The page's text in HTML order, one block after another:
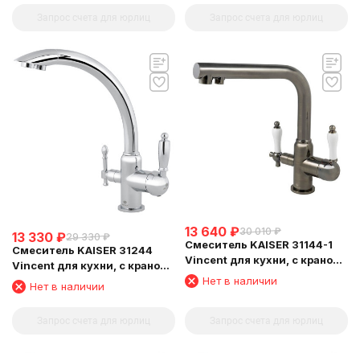
13 330 ₽29 330 ₽
Смеситель KAISER 31244
Vincent для кухни, с краном
для питьевой воды, хром
Нет в наличии
13 640 ₽30 010 ₽
Смеситель KAISER 31144-1
Vincent для кухни, с краном
для питьевой воды, бронза
состаренная
Нет в наличии